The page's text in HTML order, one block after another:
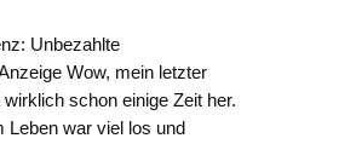
Unbezahlte
Wow, mein letzter
wirklich schon einige Zeit her.
Leben war viel los und